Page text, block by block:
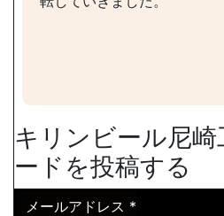
キリンビール尼
ードを投稿する
メールアドレス *